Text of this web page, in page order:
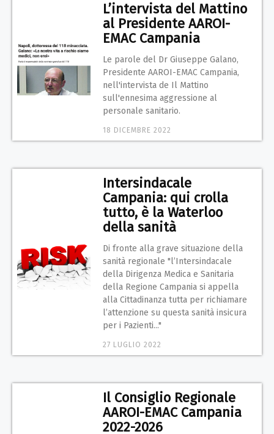
L’intervista del Mattino
al Presidente AAROI-
EMAC Campania
Le parole del Dr Giuseppe Galano,
Presidente AAROI-EMAC Campania,
nell'intervista de Il Mattino
sull'ennesima aggressione al
personale sanitario.
18 DICEMBRE 2022
Intersindacale
Campania: qui crolla
tutto, è la Waterloo
della sanità
Di fronte alla grave situazione della
sanità regionale "l’Intersindacale
della Dirigenza Medica e Sanitaria
della Regione Campania si appella
alla Cittadinanza tutta per richiamare
l’attenzione su questa sanità insicura
per i Pazienti..."
27 LUGLIO 2022
Il Consiglio Regionale
AAROI-EMAC Campania
2022-2026